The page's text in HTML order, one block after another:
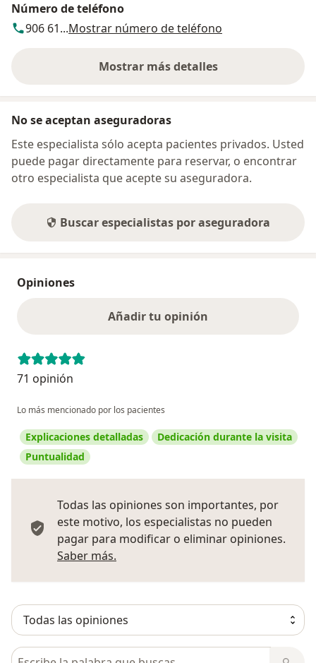
Número de teléfono
906 61...Mostrar número de teléfono
Mostrar más detalles
sobre la dirección
No se aceptan aseguradoras
Este especialista sólo acepta pacientes privados. Usted
puede pagar directamente para reservar, o encontrar
otro especialista que acepte su aseguradora.
Buscar especialistas por aseguradora
Opiniones
Añadir tu opinión
71 opinión
Lo más mencionado por los pacientes
Explicaciones detalladas
Dedicación durante la visita
Puntualidad
Todas las opiniones son importantes, por
este motivo, los especialistas no pueden
pagar para modificar o eliminar opiniones.
Saber más.
Busca en opiniones